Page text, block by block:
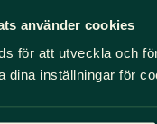
använder cookies
för att utveckla och
dina inställningar för